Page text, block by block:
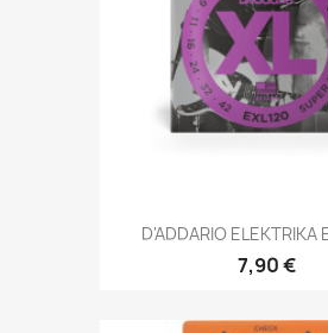
D'ADDARIO ELEKTRIKA
7,90 €